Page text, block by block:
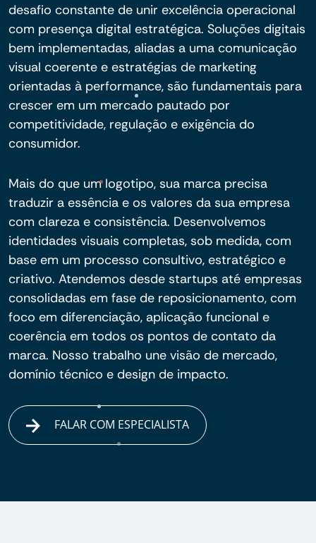
desafio constante de unir excelência operacional
com presença digital estratégica. Soluções digitais
bem implementadas, aliadas a uma comunicação
visual coerente e estratégias de marketing
orientadas à performance, são fundamentais para
crescer em um mercado pautado por
competitividade, regulação e exigência do
consumidor.
Mais do que um logotipo, sua marca precisa
traduzir a essência e os valores da sua empresa
com clareza e consistência. Desenvolvemos
identidades visuais completas, sob medida, com
base em um processo consultivo, estratégico e
criativo. Atendemos desde startups até empresas
consolidadas em fase de reposicionamento, com
foco em diferenciação, aplicação funcional e
coerência em todos os pontos de contato da
marca. Nosso trabalho une visão de mercado,
domínio técnico e design de impacto.
FALAR COM ESPECIALISTA